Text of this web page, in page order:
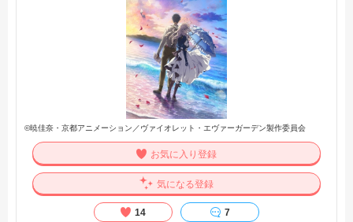
©暁佳奈・京都アニメーション／ヴァイオレット・エヴァーガーデン製作委員会
お気に入り登録
気になる登録
14 7